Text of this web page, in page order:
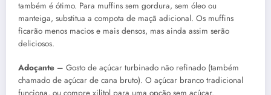
também é ótimo. Para muffins sem gordura, sem óleo ou
manteiga, substitua a compota de maçã adicional. Os muffins
ficarão menos macios e mais densos, mas ainda assim serão
deliciosos.
Adoçante – Gosto de açúcar turbinado não refinado (também
chamado de açúcar de cana bruto). O açúcar branco tradicional